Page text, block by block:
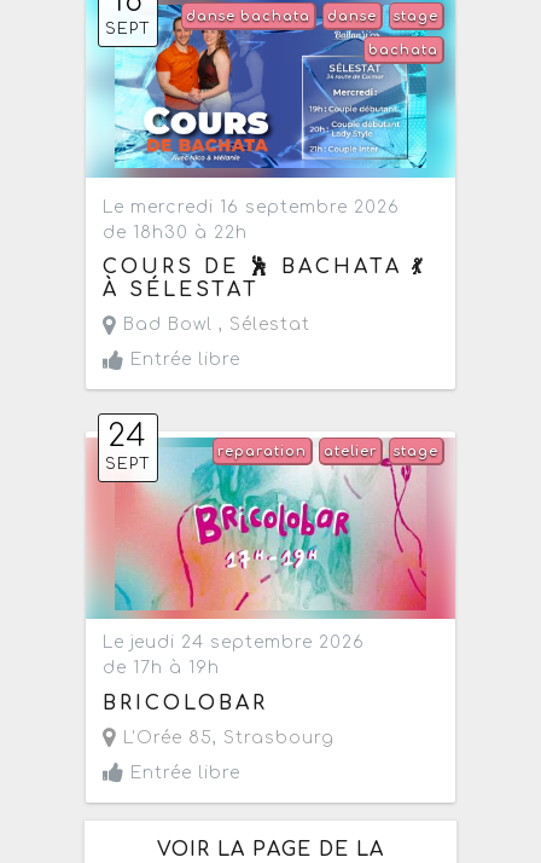
SEPT
stage
danse
danse bachata
bachata
Le mercredi 16 septembre 2026
de 18h30 à 22h
COURS DE 🕺 BACHATA 💃
À SÉLESTAT
Bad Bowl , Sélestat
Entrée libre
24
SEPT
stage
atelier
reparation
Le jeudi 24 septembre 2026
de 17h à 19h
BRICOLOBAR
L'Orée 85, Strasbourg
Entrée libre
VOIR LA PAGE DE LA